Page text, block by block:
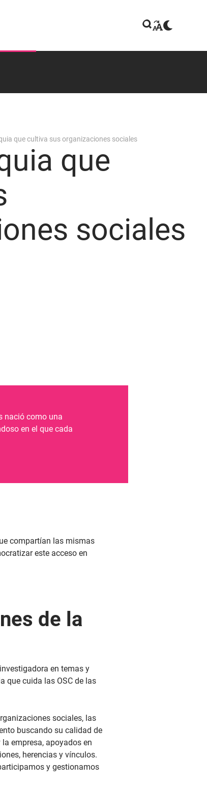
que cultiva sus organizaciones sociales
que
sociales
nació como una
en el que cada
compartían las mismas
este acceso en
de la
en temas y
que cuida las OSC de las
sociales, las
buscando su calidad de
empresa, apoyados en
herencias y vínculos.
y gestionamos